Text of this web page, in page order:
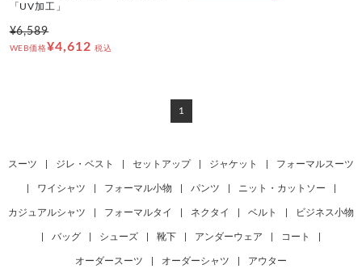
「UV加工」
¥6,589
WEB価格¥4,612 税込
1
スーツ ジレ・ベスト セットアップ ジャケット フォーマルスーツ
ワイシャツ フォーマル小物 パンツ ニット・カットソー
カジュアルシャツ フォーマルタイ ネクタイ ベルト ビジネス小物
バッグ シューズ 靴下 アンダーウェア コート
オーダースーツ オーダーシャツ アウター